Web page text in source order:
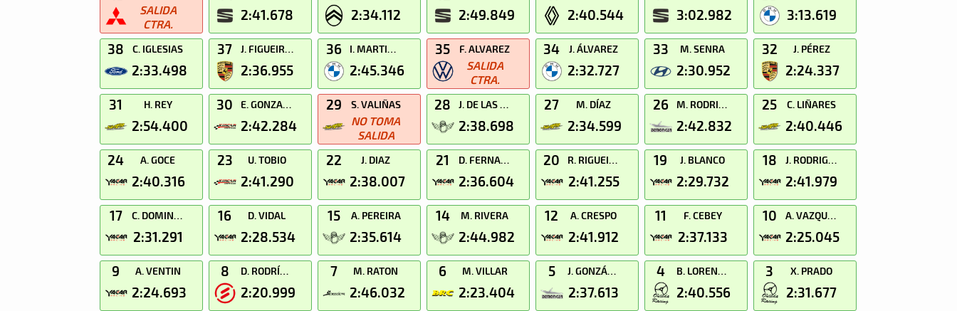
SALIDA
CTRA.
2:41.678 2:34.112 2:49.849 2:40.544 3:02.982 3:13.619
38 C. IGLESIAS
2:33.498
37 J. FIGUEIRAS
2:36.955
36 I. MARTINEZ
2:45.346
35 F. ALVAREZ
SALIDA
CTRA.
34 J. ÁLVAREZ
2:32.727
33 M. SENRA
2:30.952
32 J. PÉREZ
2:24.337
31 H. REY
2:54.400
30 E. GONZALEZ
2:42.284
29 S. VALIÑAS
NO TOMA
SALIDA
28 J. DE LAS HERAS
2:38.698
27 M. DÍAZ
2:34.599
26 M. RODRIGUEZ
2:42.832
25 C. LIÑARES
2:40.446
24 A. GOCE
2:40.316
23 U. TOBIO
2:41.290
22 J. DIAZ
2:38.007
21 D. FERNANDEZ
2:36.604
20 R. RIGUEIRA
2:41.255
19 J. BLANCO
2:29.732
18 J. RODRIGUEZ
2:41.979
17 C. DOMINGUEZ
2:31.291
16 D. VIDAL
2:28.534
15 A. PEREIRA
2:35.614
14 M. RIVERA
2:44.982
12 A. CRESPO
2:41.912
11 F. CEBEY
2:37.133
10 A. VAZQUEZ
2:25.045
9 A. VENTIN
2:24.693
8 D. RODRÍGUEZ
2:20.999
7 M. RATON
2:46.032
6 M. VILLAR
2:23.404
5 J. GONZÁLEZ
2:37.613
4 B. LORENZO
2:40.556
3 X. PRADO
2:31.677